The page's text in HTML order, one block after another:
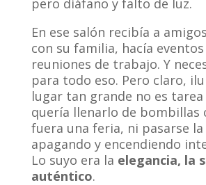
pero diáfano y falto de luz.
En ese salón recibía a
con su familia, hacía
reuniones de trabajo. Y
para todo eso. Pero claro,
lugar tan grande no es
quería llenarlo de bombillas
fuera una feria, ni pasarse la
apagando y encendiendo
Lo suyo era la elegancia, la
auténtico.